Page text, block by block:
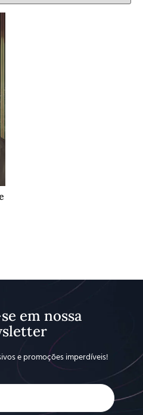
em nossa
e promoções imperdíveis!